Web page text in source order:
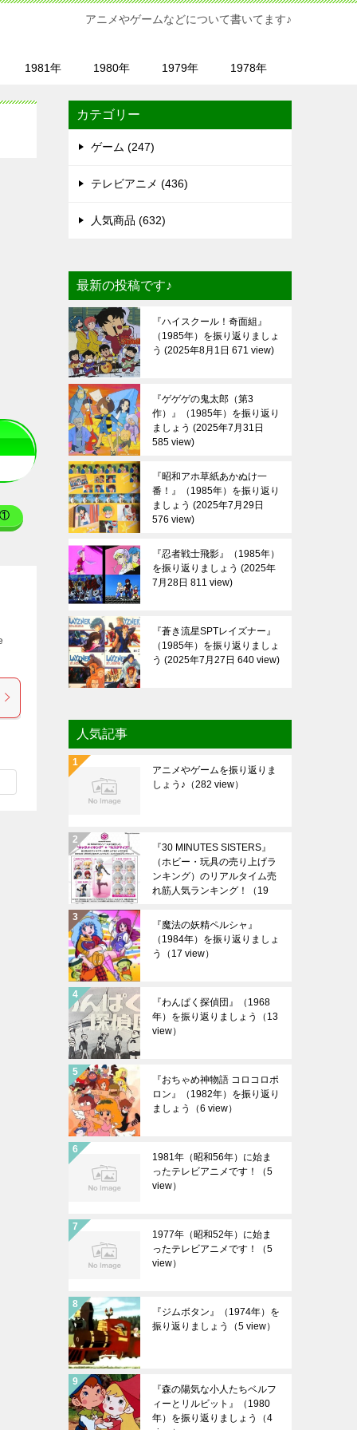
アニメやゲームなどについて書いてます♪
1981年 1980年 1979年 1978年
①
カテゴリー
ゲーム (247)
テレビアニメ (436)
人気商品 (632)
最新の投稿です♪
『ハイスクール！奇面組』
（1985年）を振り返りましょ
う
2025年8月1日 671 view
『ゲゲゲの鬼太郎（第3
作）』（1985年）を振り返り
ましょう
2025年7月31日
585 view
『昭和アホ草紙あかぬけ一
番！』（1985年）を振り返り
ましょう
2025年7月29日
576 view
『忍者戦士飛影』（1985年）
を振り返りましょう
2025年
7月28日 811 view
『蒼き流星SPTレイズナー』
（1985年）を振り返りましょ
う
2025年7月27日 640 view
人気記事
アニメやゲームを振り返りま
しょう♪ （282 view）
『30 MINUTES SISTERS』
（ホビー・玩具の売り上げラ
ンキング）のリアルタイム売
れ筋人気ランキング！
（19
『魔法の妖精ペルシャ』
（1984年）を振り返りましょ
う
（17 view）
『わんぱく探偵団』（1968
年）を振り返りましょう
（13
view）
『おちゃめ神物語 コロコロポ
ロン』（1982年）を振り返り
ましょう
（6 view）
1981年（昭和56年）に始ま
ったテレビアニメです！
（5
view）
1977年（昭和52年）に始ま
ったテレビアニメです！
（5
view）
『ジムボタン』（1974年）を
振り返りましょう
（5 view）
『森の陽気な小人たちベルフ
ィーとリルビット』（1980
年）を振り返りましょう
（4